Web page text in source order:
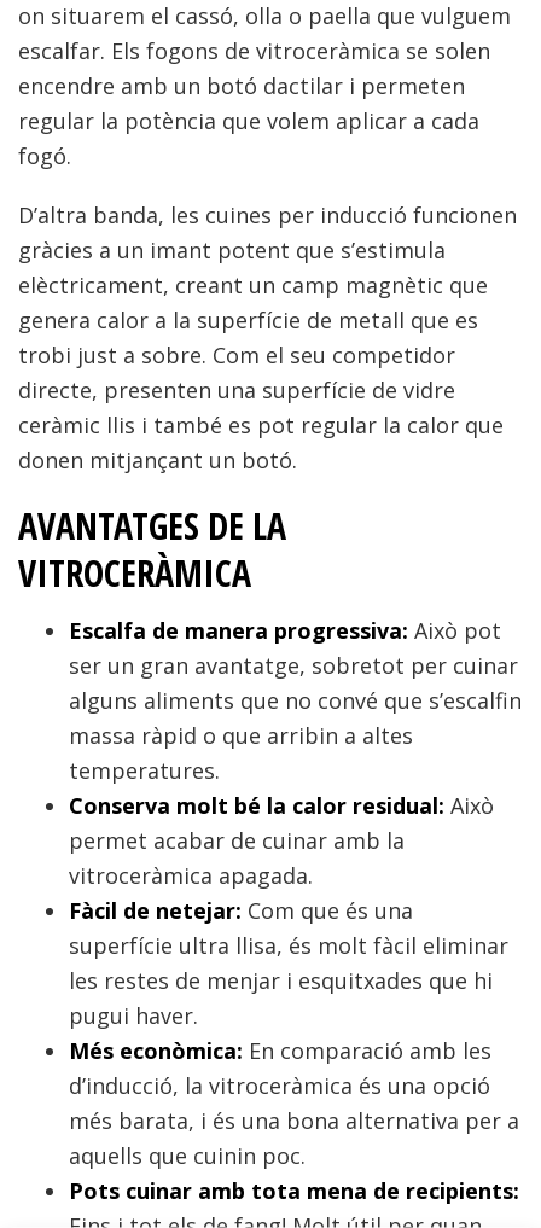
on situarem el cassó, olla o paella que vulguem
escalfar. Els fogons de vitroceràmica se solen
encendre amb un botó dactilar i permeten
regular la potència que volem aplicar a cada
fogó.
D’altra banda, les cuines per inducció funcionen
gràcies a un imant potent que s’estimula
elèctricament, creant un camp magnètic que
genera calor a la superfície de metall que es
trobi just a sobre. Com el seu competidor
directe, presenten una superfície de vidre
ceràmic llis i també es pot regular la calor que
donen mitjançant un botó.
AVANTATGES DE LA
VITROCERÀMICA
Escalfa de manera progressiva: Això pot
ser un gran avantatge, sobretot per cuinar
alguns aliments que no convé que s’escalfin
massa ràpid o que arribin a altes
temperatures.
Conserva molt bé la calor residual: Això
permet acabar de cuinar amb la
vitroceràmica apagada.
Fàcil de netejar: Com que és una
superfície ultra llisa, és molt fàcil eliminar
les restes de menjar i esquitxades que hi
pugui haver.
Més econòmica: En comparació amb les
d’inducció, la vitroceràmica és una opció
més barata, i és una bona alternativa per a
aquells que cuinin poc.
Pots cuinar amb tota mena de recipients: